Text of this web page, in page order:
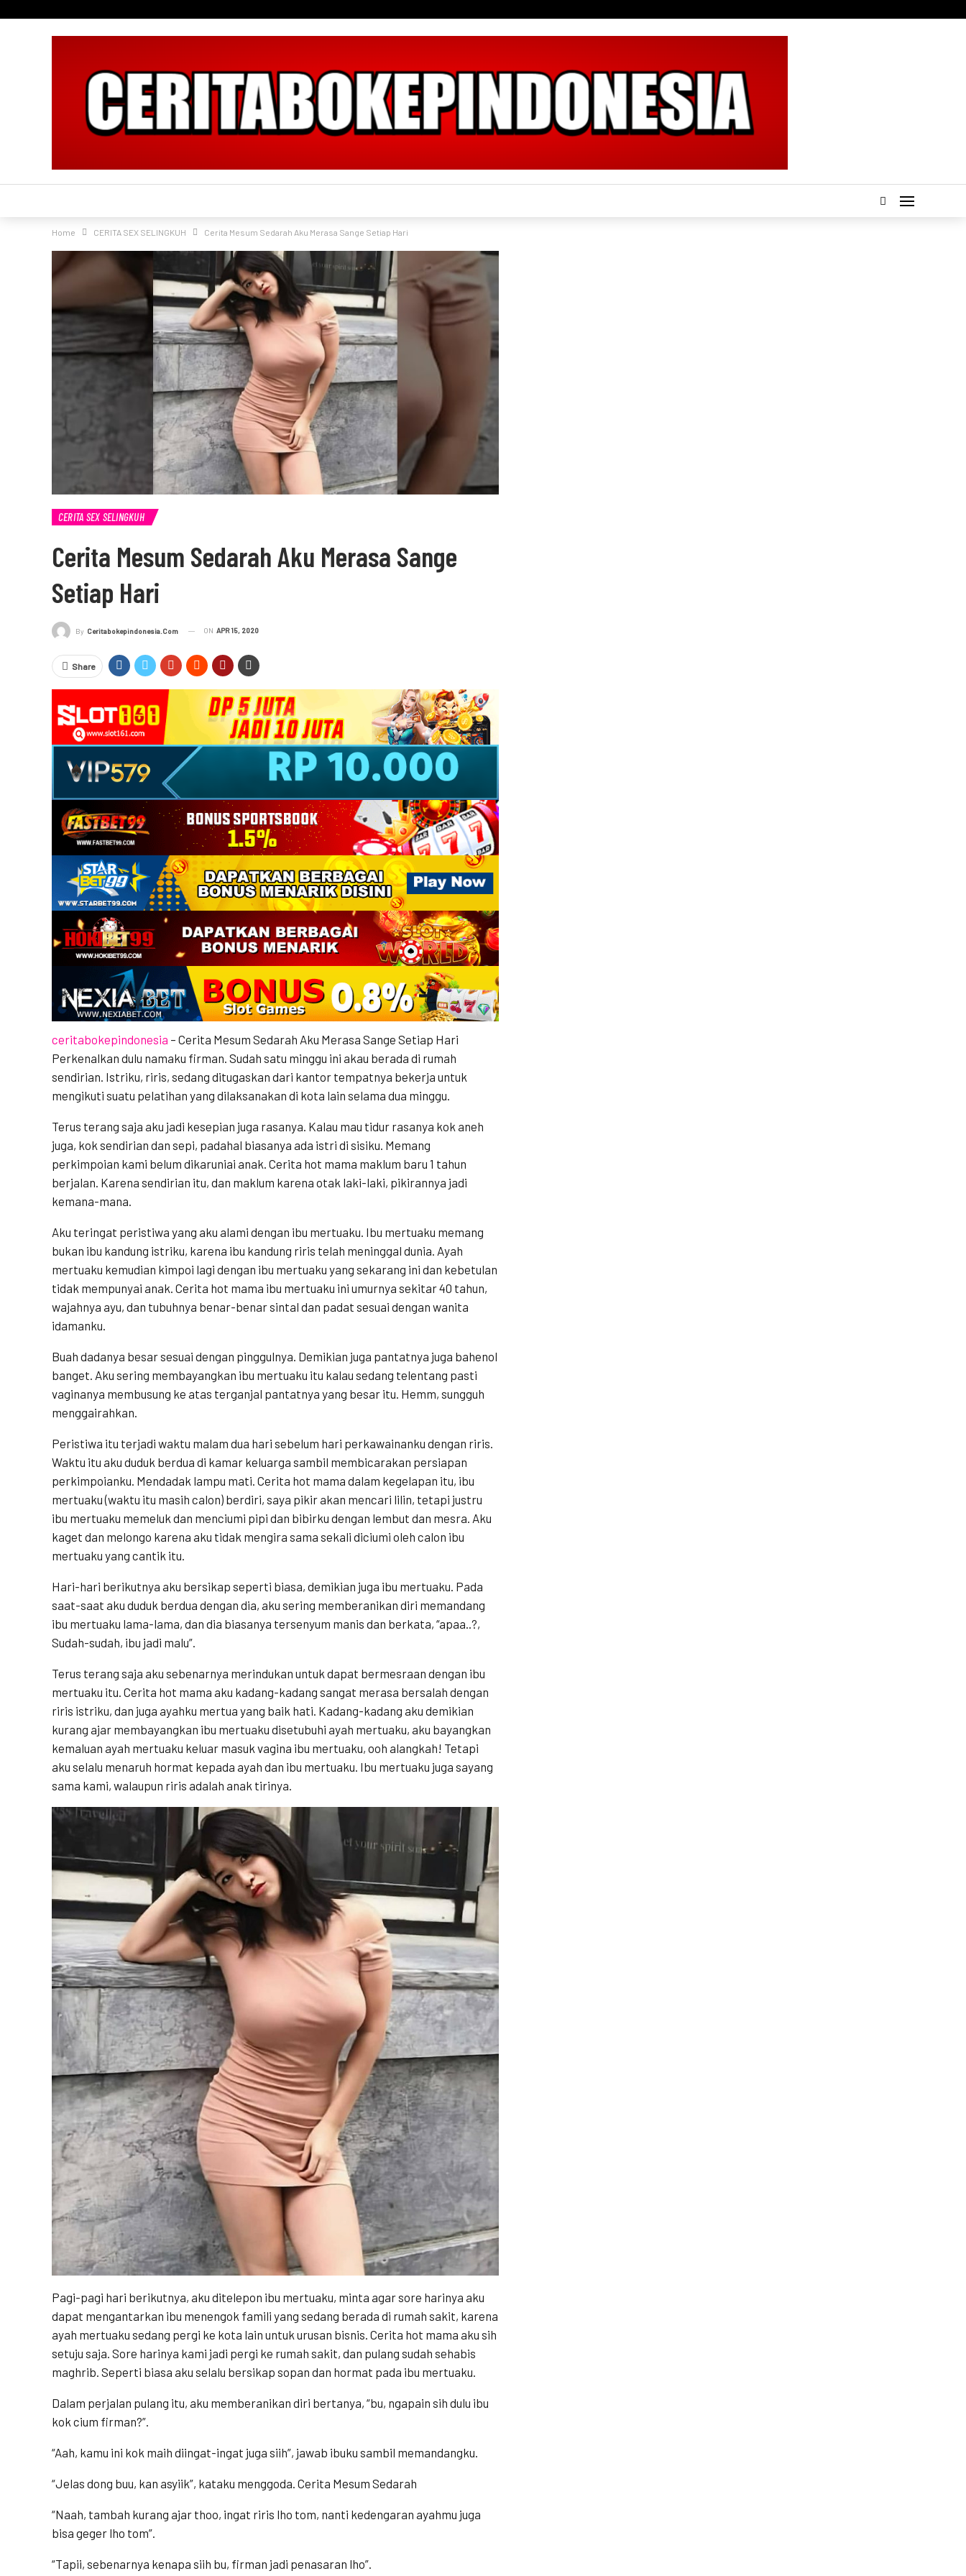
Home CERITA SEX SELINGKUH Cerita Mesum Sedarah Aku Merasa Sange Setiap Hari
CERITA SEX SELINGKUH
Cerita Mesum Sedarah Aku Merasa Sange
Setiap Hari
By Ceritabokepindonesia.com ON APR 15, 2020
Share
ceritabokepindonesia – Cerita Mesum Sedarah Aku Merasa Sange Setiap Hari
Perkenalkan dulu namaku firman. Sudah satu minggu ini akau berada di rumah
sendirian. Istriku, riris, sedang ditugaskan dari kantor tempatnya bekerja untuk
mengikuti suatu pelatihan yang dilaksanakan di kota lain selama dua minggu.
Terus terang saja aku jadi kesepian juga rasanya. Kalau mau tidur rasanya kok aneh
juga, kok sendirian dan sepi, padahal biasanya ada istri di sisiku. Memang
perkimpoian kami belum dikaruniai anak. Cerita hot mama maklum baru 1 tahun
berjalan. Karena sendirian itu, dan maklum karena otak laki-laki, pikirannya jadi
kemana-mana.
Aku teringat peristiwa yang aku alami dengan ibu mertuaku. Ibu mertuaku memang
bukan ibu kandung istriku, karena ibu kandung riris telah meninggal dunia. Ayah
mertuaku kemudian kimpoi lagi dengan ibu mertuaku yang sekarang ini dan kebetulan
tidak mempunyai anak. Cerita hot mama ibu mertuaku ini umurnya sekitar 40 tahun,
wajahnya ayu, dan tubuhnya benar-benar sintal dan padat sesuai dengan wanita
idamanku.
Buah dadanya besar sesuai dengan pinggulnya. Demikian juga pantatnya juga bahenol
banget. Aku sering membayangkan ibu mertuaku itu kalau sedang telentang pasti
vaginanya membusung ke atas terganjal pantatnya yang besar itu. Hemm, sungguh
menggairahkan.
Peristiwa itu terjadi waktu malam dua hari sebelum hari perkawainanku dengan riris.
Waktu itu aku duduk berdua di kamar keluarga sambil membicarakan persiapan
perkimpoianku. Mendadak lampu mati. Cerita hot mama dalam kegelapan itu, ibu
mertuaku (waktu itu masih calon) berdiri, saya pikir akan mencari lilin, tetapi justru
ibu mertuaku memeluk dan menciumi pipi dan bibirku dengan lembut dan mesra. Aku
kaget dan melongo karena aku tidak mengira sama sekali diciumi oleh calon ibu
mertuaku yang cantik itu.
Hari-hari berikutnya aku bersikap seperti biasa, demikian juga ibu mertuaku. Pada
saat-saat aku duduk berdua dengan dia, aku sering memberanikan diri memandang
ibu mertuaku lama-lama, dan dia biasanya tersenyum manis dan berkata, “apaa..?,
Sudah-sudah, ibu jadi malu”.
Terus terang saja aku sebenarnya merindukan untuk dapat bermesraan dengan ibu
mertuaku itu. Cerita hot mama aku kadang-kadang sangat merasa bersalah dengan
riris istriku, dan juga ayahku mertua yang baik hati. Kadang-kadang aku demikian
kurang ajar membayangkan ibu mertuaku disetubuhi ayah mertuaku, aku bayangkan
kemaluan ayah mertuaku keluar masuk vagina ibu mertuaku, ooh alangkah! Tetapi
aku selalu menaruh hormat kepada ayah dan ibu mertuaku. Ibu mertuaku juga sayang
sama kami, walaupun riris adalah anak tirinya.
Pagi-pagi hari berikutnya, aku ditelepon ibu mertuaku, minta agar sore harinya aku
dapat mengantarkan ibu menengok famili yang sedang berada di rumah sakit, karena
ayah mertuaku sedang pergi ke kota lain untuk urusan bisnis. Cerita hot mama aku sih
setuju saja. Sore harinya kami jadi pergi ke rumah sakit, dan pulang sudah sehabis
maghrib. Seperti biasa aku selalu bersikap sopan dan hormat pada ibu mertuaku.
Dalam perjalan pulang itu, aku memberanikan diri bertanya, “bu, ngapain sih dulu ibu
kok cium firman?”.
“Aah, kamu ini kok maih diingat-ingat juga siih”, jawab ibuku sambil memandangku.
“Jelas dong buu, kan asyiik”, kataku menggoda. Cerita Mesum Sedarah
“Naah, tambah kurang ajar thoo, ingat riris lho tom, nanti kedengaran ayahmu juga
bisa geger lho tom”.
“Tapii, sebenarnya kenapa siih bu, firman jadi penasaran lho”.